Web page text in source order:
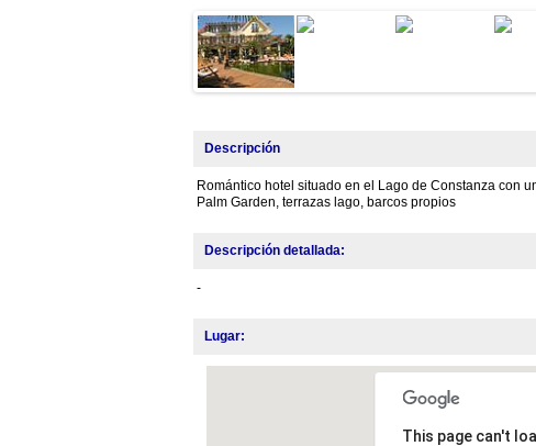
Descripción
Romántico hotel situado en el Lago de Constanza con
Palm Garden, terrazas lago, barcos propios
Descripción detallada:
-
Lugar:
This page can't